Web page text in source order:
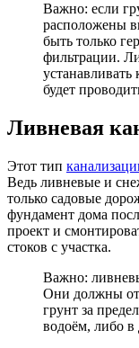
Важно: если
расположены
быть только
фильтрации.
будет
Ливневая
Этот тип
Ведь ливневые и
только садовые
фундамент дома
проект и
стоков с участка.
Важно:
Они должны
грунт за
водоём, либо